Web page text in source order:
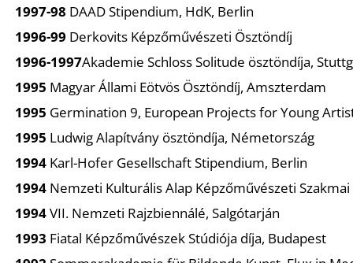
1997-98 DAAD Stipendium, HdK, Berlin
1996-99 Derkovits Képzőművészeti Ösztöndíj
1996-1997Akademie Schloss Solitude ösztöndíja,
1995 Magyar Állami Eötvös Ösztöndíj, Amszterdam
1995 Germination 9, European Projects for Young
1995 Ludwig Alapítvány ösztöndíja, Németország
1994 Karl-Hofer Gesellschaft Stipendium, Berlin
1994 Nemzeti Kulturális Alap Képzőművészeti
1994VII. Nemzeti Rajzbiennálé, Salgótarján
1993 Fiatal Képzőművészek Stúdiója díja, Budapest